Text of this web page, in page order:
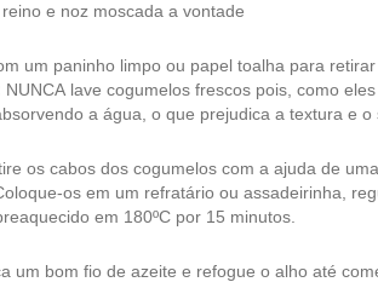
e noz moscada a vontade
um paninho limpo ou papel toalha para
NUNCA lave cogumelos frescos pois, como
a água, o que prejudica a textura e o
os cabos dos cogumelos com a ajuda de
os em um refratário ou assadeirinha,
em 180ºC por 15 minutos.
um bom fio de azeite e refogue o alho até